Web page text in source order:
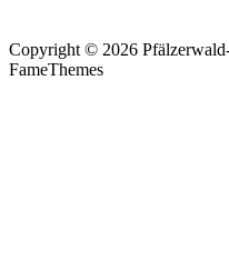
Copyright © 2026
FameThemes